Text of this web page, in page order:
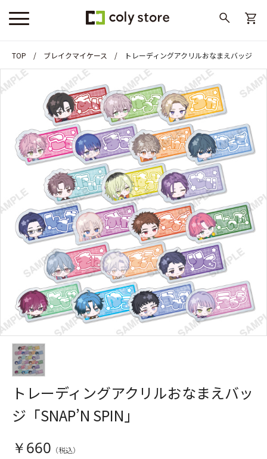
TOP ブレイクマイケース トレーディングアクリルおなまえバッジ「
トレーディングアクリルおなまえバッ
ジ「SNAP’N SPIN」
￥660